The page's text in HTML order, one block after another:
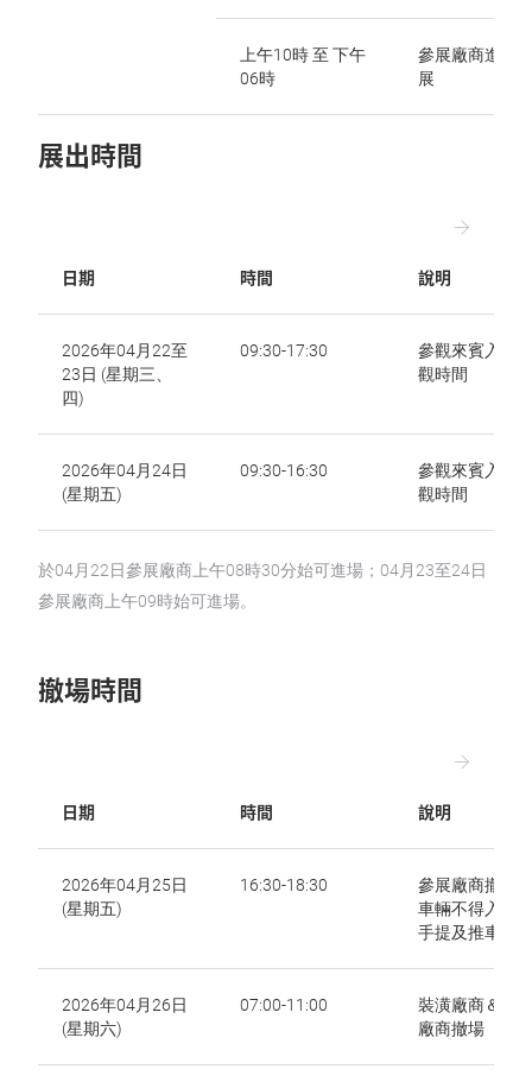
上午10時 至 下午
06時
參展廠商進場
展
展出時間
日期 時間 說明
2026年04月22至
23日 (星期三、
四)
09:30-17:30
參觀來賓入場
觀時間
2026年04月24日
(星期五)
09:30-16:30
參觀來賓入場
觀時間
於04月22日參展廠商上午08時30分始可進場；04月23至24日
參展廠商上午09時始可進場。
撤場時間
日期 時間 說明
2026年04月25日
(星期五)
16:30-18:30
參展廠商撤場
車輛不得入場 (
手提及推車為
2026年04月26日
(星期六)
07:00-11:00
裝潢廠商＆參
廠商撤場